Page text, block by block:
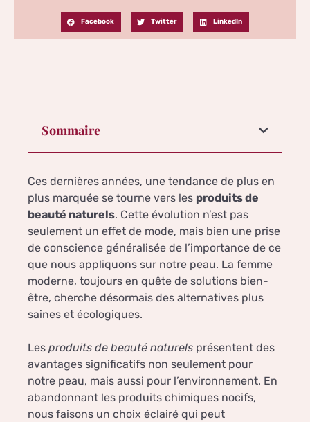
Facebook Twitter LinkedIn
Sommaire
Ces dernières années, une tendance de plus en
plus marquée se tourne vers les produits de
beauté naturels. Cette évolution n’est pas
seulement un effet de mode, mais bien une prise
de conscience généralisée de l’importance de ce
que nous appliquons sur notre peau. La femme
moderne, toujours en quête de solutions bien-
être, cherche désormais des alternatives plus
saines et écologiques.
Les produits de beauté naturels présentent des
avantages significatifs non seulement pour
notre peau, mais aussi pour l’environnement. En
abandonnant les produits chimiques nocifs,
nous faisons un choix éclairé qui peut